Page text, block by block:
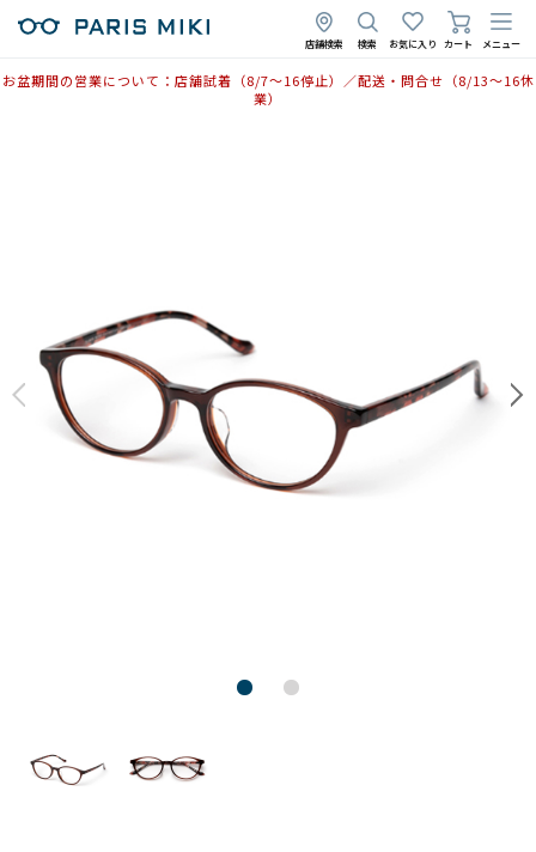
店舗検索 検索 お気に入り カート メニュー
お盆期間の営業について：店舗試着（8/7〜16停止）／配送・問合せ（8/13〜16休
業）